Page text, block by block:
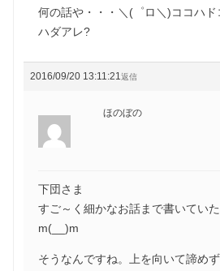
何の話や・・・＼(゜ロ＼)ココハ
ハダアレ?
2016/09/20 13:11:21返信
ほのぼの
下団さま
すご～く細かなお話まで書いてい
m(__)m
そうなんですね。上を向いて諦め